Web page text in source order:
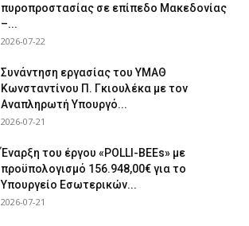
πυροπροστασίας σε επίπεδο Μακεδονίας
–...
2026-07-22
Συνάντηση εργασίας του ΥΜΑΘ
Κωνσταντίνου Π. Γκιουλέκα με τον
Αναπληρωτή Υπουργό...
2026-07-21
Έναρξη του έργου «POLLI-BEEs» με
προϋπολογισμό 156.948,00€ για το
Υπουργείο Εσωτερικών...
2026-07-21